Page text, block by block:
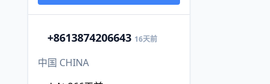
+8613874206643 16天前
中国 CHINA